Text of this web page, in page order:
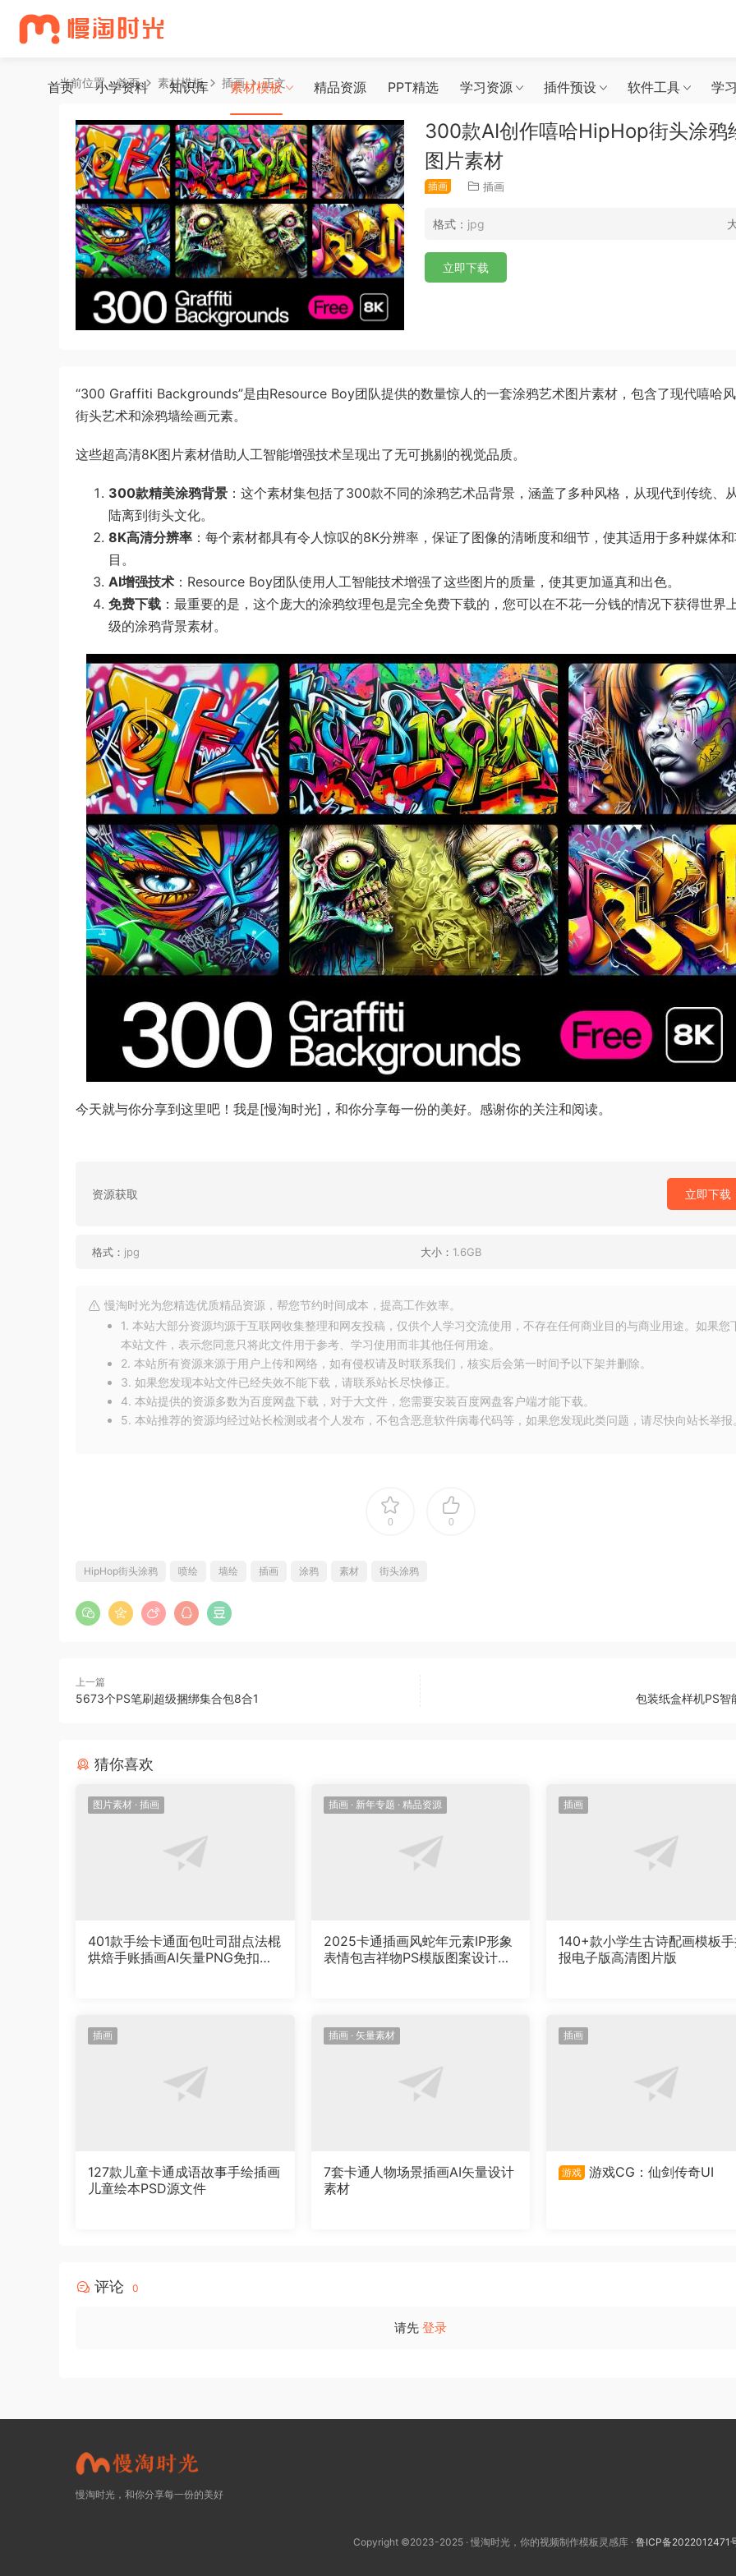
首页 小学资料 知识库 素材模板 精品资源 PPT精选 学习资源 插件预设 软件工具 学
当前位置：首页 素材模板 插画 正文
300款AI创作嘻哈HipHop街头涂
图片素材
插画 插画
格式： jpg
立即下载
“300 Graffiti Backgrounds”是由Resource Boy团队提供的数量惊人的一套涂鸦艺术图片素材，包含了现代嘻哈
街头艺术和涂鸦墙绘画元素。
这些超高清8K图片素材借助人工智能增强技术呈现出了无可挑剔的视觉品质。
300款精美涂鸦背景 ：这个素材集包括了300款不同的涂鸦艺术品背景，涵盖了多种风格，从现代到传统、
陆离到街头文化。
8K高清分辨率 ：每个素材都具有令人惊叹的8K分辨率，保证了图像的清晰度和细节，使其适用于多种媒体
目。
AI增强技术 ：Resource Boy团队使用人工智能技术增强了这些图片的质量，使其更加逼真和出色。
免费下载 ：最重要的是，这个庞大的涂鸦纹理包是完全免费下载的，您可以在不花一分钱的情况下获得世界
级的涂鸦背景素材。
今天就与你分享到这里吧！我是[慢淘时光]，和你分享每一份的美好。感谢你的关注和阅读。
资源获取 立即下载
格式： jpg 大小： 1.6GB
慢淘时光为您精选优质精品资源，帮您节约时间成本，提高工作效率。
1. 本站大部分资源均源于互联网收集整理和网友投稿，仅供个人学习交流使用，不存在任何商业目的与商业用途。如果您
本站文件，表示您同意只将此文件用于参考、学习使用而非其他任何用途。
2. 本站所有资源来源于用户上传和网络，如有侵权请及时联系我们，核实后会第一时间予以下架并删除。
3. 如果您发现本站文件已经失效不能下载，请联系站长尽快修正。
4. 本站提供的资源多数为百度网盘下载，对于大文件，您需要安装百度网盘客户端才能下载。
5. 本站推荐的资源均经过站长检测或者个人发布，不包含恶意软件病毒代码等，如果您发现此类问题，请尽快向站长举报
0 0
HipHop街头涂鸦 喷绘 墙绘 插画 涂鸦 素材 街头涂鸦
上一篇
5673个PS笔刷超级捆绑集合包8合1 包装纸盒样机PS智
猜你喜欢
图片素材 · 插画
401款手绘卡通面包吐司甜点法棍
烘焙手账插画AI矢量PNG免扣图
插画· 新年专题 · 精品资源
2025卡通插画风蛇年元素IP形象
表情包吉祥物PS模版图案设计素
插画
140+款小学生古诗配画模板
报电子版高清图片版
插画
127款儿童卡通成语故事手绘插画
儿童绘本PSD源文件
插画· 矢量素材
7套卡通人物场景插画AI矢量设计
素材
插画
游戏 游戏CG：仙剑传奇UI
评论 0
请先 登录
慢淘时光，和你分享每一份的美好
Copyright ©2023-2025 · 慢淘时光，你的视频制作模板灵感库 · 鲁ICP备2022012471